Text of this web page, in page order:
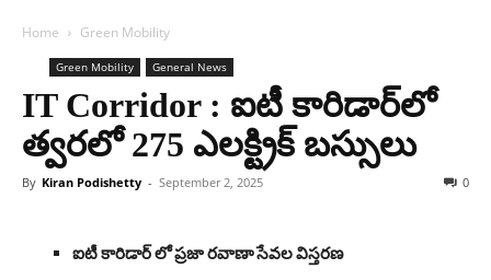
Home Green Mobility
Green Mobility General News
IT Corridor : ఐటీ కారిడార్​లో
త్వరలో 275 ఎలక్ట్రిక్ బస్సులు
By Kiran Podishetty - September 2, 2025 0
ఐటీ కారిడార్ లో ప్రజా రవాణా సేవల విస్తరణ